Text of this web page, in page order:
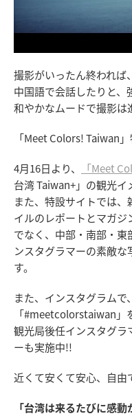
撮影がいったん終われば
中国語で会話したりと、
和やかなムードで撮影は
「Meet Colors! Taiwan
4月16日より、 「Meet
台湾 Taiwan+」の観光イ
また、特設サイトでは
イルのレポートとマガ
でなく、中部・南部・東
ンスタグラマーの素敵
す。
また、インスタグラムで
「#meetcolorstaiwan」
観光局後任インスタグラ
ーも実施中!!
近くて安くて安心、自由
「台湾は来るたびに感